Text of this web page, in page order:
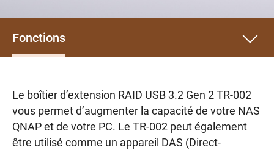
Fonctions
Le boîtier d’extension RAID USB 3.2 Gen 2 TR-002
vous permet d’augmenter la capacité de votre NAS
QNAP et de votre PC. Le TR-002 peut également
être utilisé comme un appareil DAS (Direct-